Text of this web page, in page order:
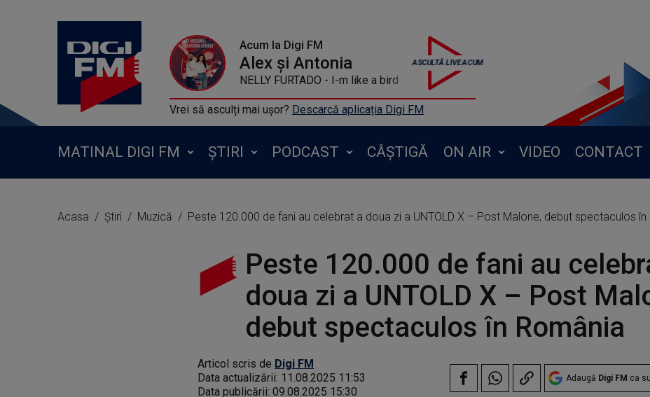
Acum la Digi FM
Alex și Antonia
NELLY FURTADO - I-m like a bird
Vrei să asculți mai ușor? Descarcă aplicația Digi FM
MATINAL DIGI FM ȘTIRI PODCAST CÂȘTIGĂ ON AIR VIDEO CONTACT
Acasa Știri Muzică Peste 120.000 de fani au celebrat a doua zi a UNTOLD X – Post Malone, debut spectaculos în
Peste 120.000 de fani au
doua zi a UNTOLD X – Post
debut spectaculos în România
Articol scris de Digi FM
Data actualizării: 11.08.2025 11:53
Data publicării: 09.08.2025 15:30
Adaugă Digi FM ca